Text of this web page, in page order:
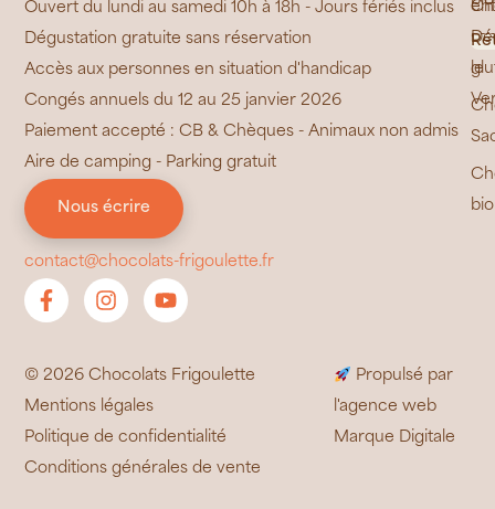
Ouvert du lundi au samedi 10h à 18h - Jours fériés inclus
Dégustation gratuite sans réservation
Accès aux personnes en situation d'handicap
Congés annuels du 12 au 25 janvier 2026
Paiement accepté : CB & Chèques - Animaux non admis
Aire de camping - Parking gratuit
Nous écrire
contact@chocolats-frigoulette.fr
bio
le
© 2026 Chocolats Frigoulette
Mentions légales
Politique de confidentialité
Conditions générales de vente
Propulsé par
l'agence web
Marque Digitale